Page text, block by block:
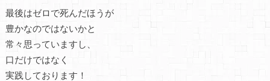
最後はゼロで死んだほうが
豊かなのではないかと
常々思っていますし、
口だけではなく
実践しております！